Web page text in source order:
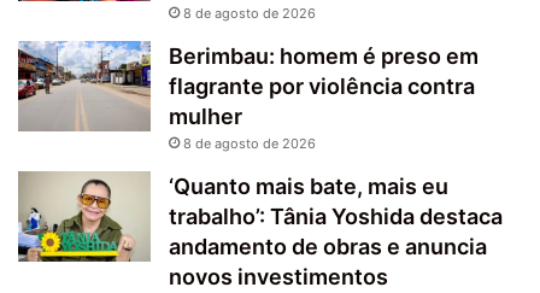
8 de agosto de 2026
Berimbau: homem é preso em
flagrante por violência contra
mulher
8 de agosto de 2026
‘Quanto mais bate, mais eu
trabalho’: Tânia Yoshida destaca
andamento de obras e anuncia
novos investimentos